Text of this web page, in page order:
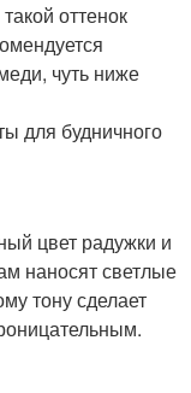
оттенок
чуть ниже
для будничного
цвет радужки и
наносят светлые
тону сделает